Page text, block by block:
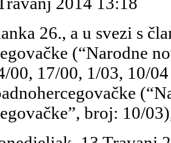
26., a u svezi s
(“Narodne
00, 17/00, 1/03, 10/
broj: 10/